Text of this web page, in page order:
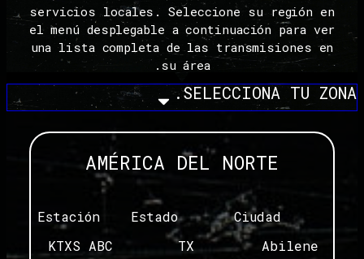
servicios locales. Seleccione su región en
el menú desplegable a continuación para ver
una lista completa de las transmisiones en
su área.
SELECCIONA TU ZONA.
AMÉRICA DEL NORTE
Ciudad
Estado
Estación
Abilene
TX
KTXS ABC